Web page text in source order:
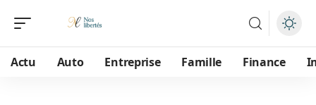
Actu Auto Entreprise Famille Finance